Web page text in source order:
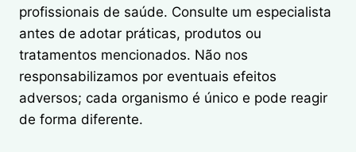
profissionais de saúde. Consulte um especialista
antes de adotar práticas, produtos ou
tratamentos mencionados. Não nos
responsabilizamos por eventuais efeitos
adversos; cada organismo é único e pode reagir
de forma diferente.